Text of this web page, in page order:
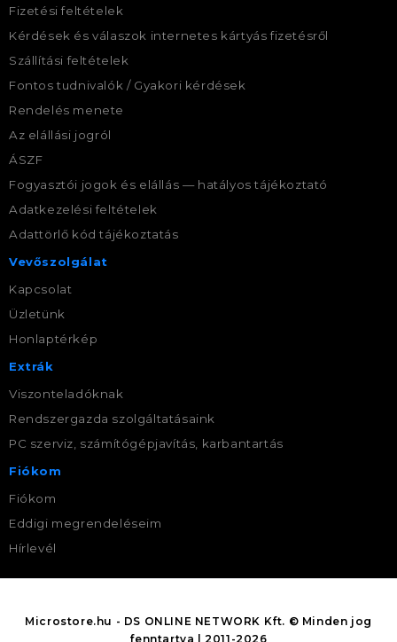
Fizetési feltételek
Kérdések és válaszok internetes kártyás fizetésről
Szállítási feltételek
Fontos tudnivalók / Gyakori kérdések
Rendelés menete
Az elállási jogról
ÁSZF
Fogyasztói jogok és elállás — hatályos tájékoztató
Adatkezelési feltételek
Adattörlő kód tájékoztatás
Vevőszolgálat
Kapcsolat
Üzletünk
Honlaptérkép
Extrák
Viszonteladóknak
Rendszergazda szolgáltatásaink
PC szerviz, számítógépjavítás, karbantartás
Fiókom
Fiókom
Eddigi megrendeléseim
Hírlevél
Microstore.hu - DS ONLINE NETWORK Kft. © Minden jog
fenntartva | 2011-2026